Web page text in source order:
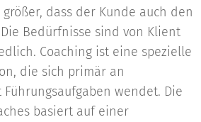
dass der Kunde auch den
Bedürfnisse sind von Klient
Coaching ist eine spezielle
die sich primär an
wendet. Die
basiert auf einer